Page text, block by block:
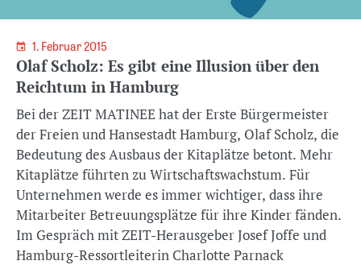
1. Februar 2015
Olaf Scholz: Es gibt eine Illusion über den
Reichtum in Hamburg
Bei der ZEIT MATINEE hat der Erste Bürgermeister
der Freien und Hansestadt Hamburg, Olaf Scholz, die
Bedeutung des Ausbaus der Kitaplätze betont. Mehr
Kitaplätze führten zu Wirtschaftswachstum. Für
Unternehmen werde es immer wichtiger, dass ihre
Mitarbeiter Betreuungsplätze für ihre Kinder fänden.
Im Gespräch mit ZEIT-Herausgeber Josef Joffe und
Hamburg-Ressortleiterin Charlotte Parnack